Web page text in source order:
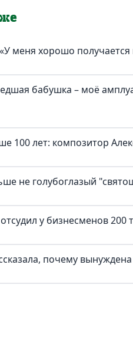
меня хорошо получается
бабушка – моё
100 лет: композитор
не голубоглазый
у бизнесменов
почему